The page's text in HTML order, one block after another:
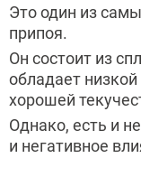
Это один из
припоя.
Он состоит из
обладает
хорошей
Однако, есть и
и негативное